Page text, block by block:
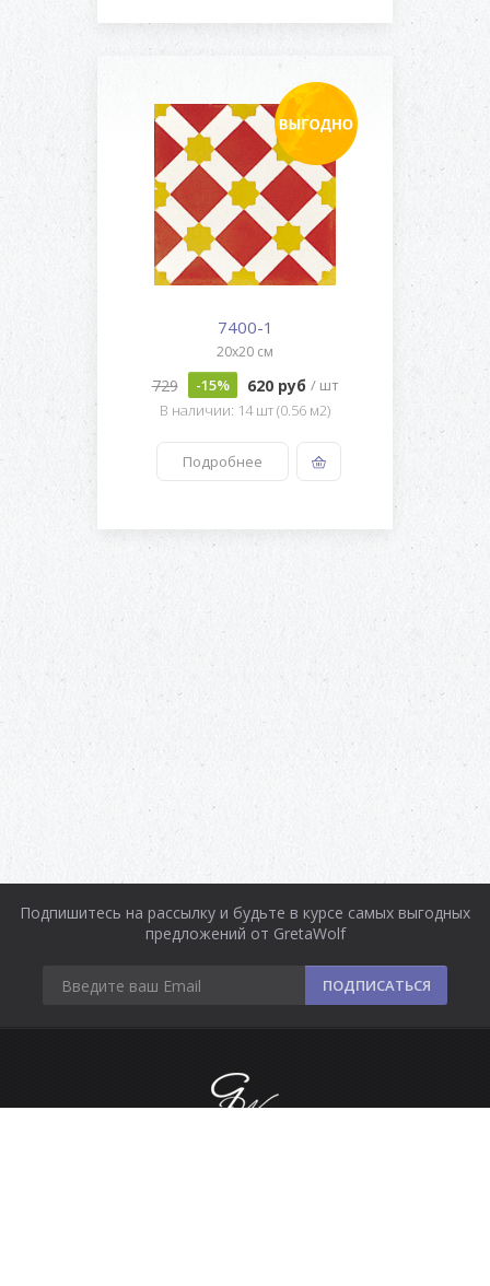
7400-1
20x20 см
729 -15% 620 руб / шт
В наличии: 14 шт (0.56 м2)
Подробнее
Подпишитесь на рассылку и будьте в курсе самых выгодных
предложений от GretaWolf
ПОДПИСАТЬСЯ